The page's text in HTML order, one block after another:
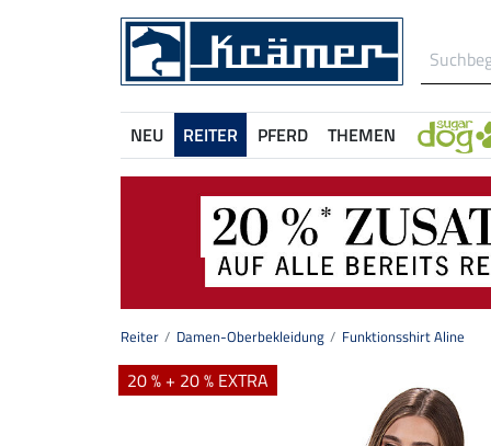
NEU REITER PFERD THEMEN
Reiter Damen-Oberbekleidung Funktionsshirt Aline
20 % + 20 % EXTRA